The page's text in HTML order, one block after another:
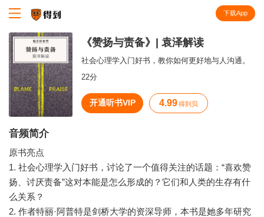
下载App
《赞扬与责备》| 袁泽解读
社会心理学入门好书，教你如何更好地与人沟通。
22分
开通听书VIP 4.99 得到贝
音频简介
原书亮点
1. 社会心理学入门好书，讨论了一个值得关注的话题：“喜欢赞
扬、讨厌责备”这对本能是怎么形成的？它们和人类的生存有什
么关系？
2. 作者特丽·阿普特是剑桥大学的资深导师，本书是她多年研究